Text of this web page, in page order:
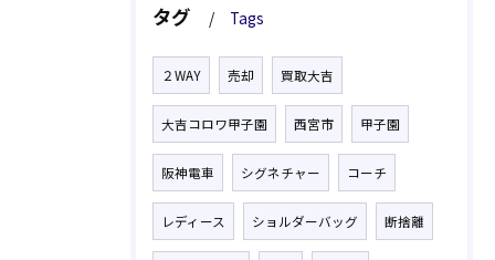
タグ Tags
２WAY 売却 買取大吉
大吉コロワ甲子園 西宮市 甲子園
阪神電車 シグネチャー コーチ
レディース ショルダーバッグ 断捨離